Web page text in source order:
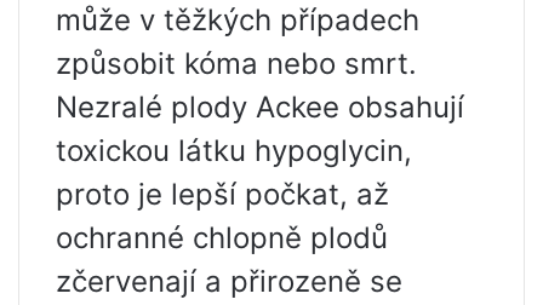
může v těžkých případech
způsobit kóma nebo smrt.
Nezralé plody Ackee obsahují
toxickou látku hypoglycin,
proto je lepší počkat, až
ochranné chlopně plodů
zčervenají a přirozeně se